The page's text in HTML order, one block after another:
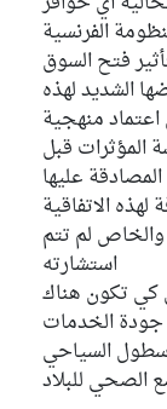
الفرنسية
فتح السوق
الشديد لهذه
اعتماد منهجية
المؤثرات قبل
المصادقة عليها
الاتفاقية
والخاص لم تتم
استشارته
كي تكون هناك
الخدمات
السياحي
للبلاد